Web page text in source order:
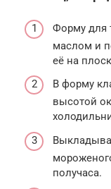
Форму для
маслом и
её на
В форму
высотой
получаса.